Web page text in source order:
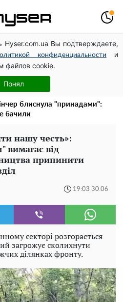
Hyser.com.ua Вы подтверждаете,
конфиденциальности
и
файлов cookie.
Понял
Конотопський вивів
через фіктивну фірму в
– це далеко не все: фронтмен
став наступним
блиснула "принадами":
бачили
нашу честь»:
вимагає від
припинити
19:03 30.06
секторі розгорається
загрожує сколихнути
ділянках фронту.